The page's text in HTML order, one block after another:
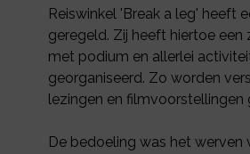
Reiswinkel 'Break a leg' heeft
geregeld. Zij heeft hiertoe een
met podium en allerlei
georganiseerd. Zo worden
lezingen en filmvoorstellingen
De bedoeling was het werven